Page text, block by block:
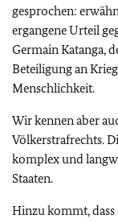
gesprochen:
ergangene Urteil
Germain Katanga,
Beteiligung an
Menschlichkeit.
Wir kennen aber
Völkerstrafrechts.
komplex und
Staaten.
Hinzu kommt,